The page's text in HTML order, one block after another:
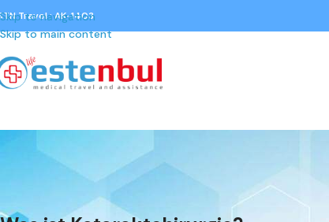
Skip to navigation
Skip to main content
Travel : AK-1403